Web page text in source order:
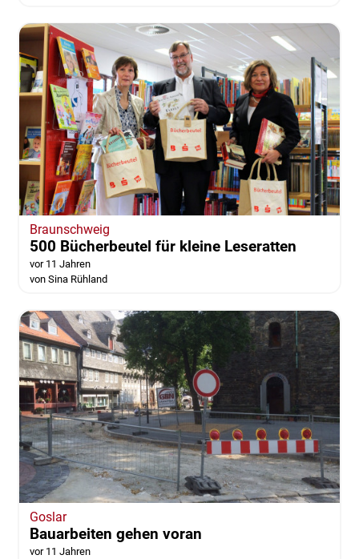
Braunschweig
500 Bücherbeutel für kleine Leseratten
vor 11 Jahren
von Sina Rühland
Goslar
Bauarbeiten gehen voran
vor 11 Jahren